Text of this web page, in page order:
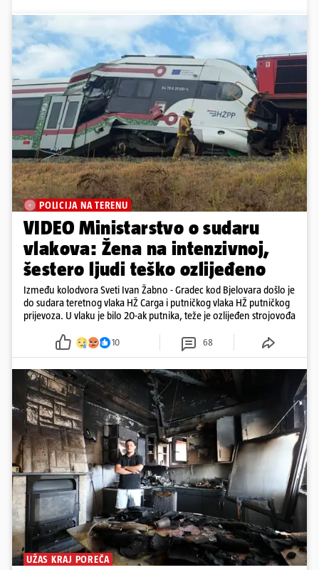
POLICIJA NA TERENU
VIDEO Ministarstvo o sudaru
vlakova: Žena na intenzivnoj,
šestero ljudi teško ozlijeđeno
Između kolodvora Sveti Ivan Žabno - Gradec kod Bjelovara došlo je
do sudara teretnog vlaka HŽ Carga i putničkog vlaka HŽ putničkog
prijevoza. U vlaku je bilo 20-ak putnika, teže je ozlijeđen strojovođa
10 68
UŽAS KRAJ POREČA